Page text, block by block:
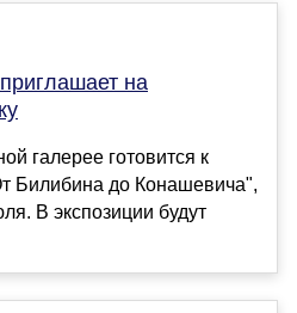
на
галерее готовится к
Билибина до Конашевича",
В экспозиции будут